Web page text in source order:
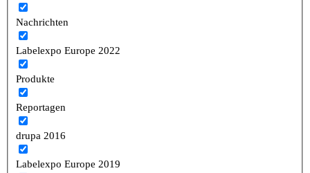
Nachrichten
Labelexpo Europe 2022
Produkte
Reportagen
drupa 2016
Labelexpo Europe 2019